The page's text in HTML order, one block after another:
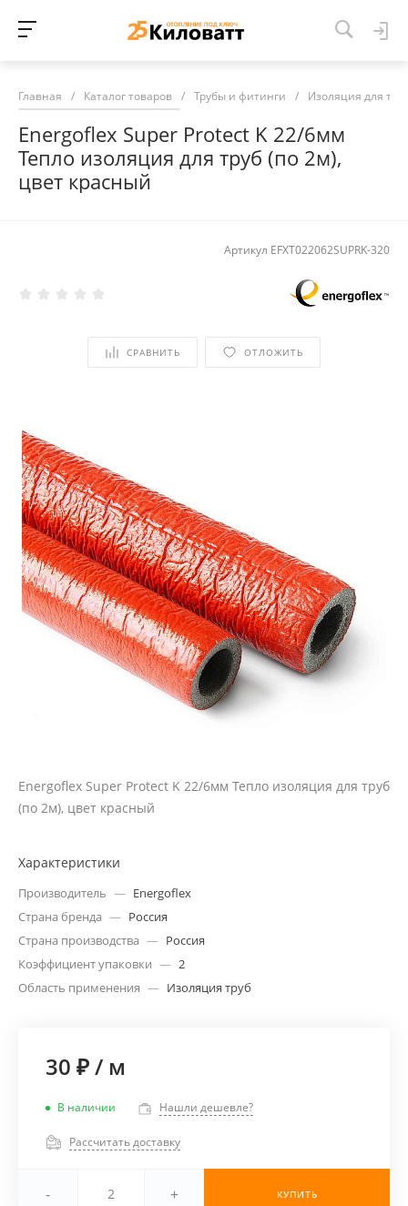
Главная / Каталог товаров / Трубы и фитинги / Изоляция для
Energoflex Super Protect K 22/6мм
Тепло изоляция для труб (по 2м),
цвет красный
Артикул EFXT022062SUPRK-320
СРАВНИТЬ ОТЛОЖИТЬ
Energoflex Super Protect K 22/6мм Тепло изоляция для труб
(по 2м), цвет красный
Характеристики
Производитель — Energoflex
Страна бренда — Россия
Страна производства — Россия
Коэффициент упаковки — 2
Область применения — Изоляция труб
30 ₽/ м
В наличии Нашли дешевле?
Рассчитать доставку
- + КУПИТЬ